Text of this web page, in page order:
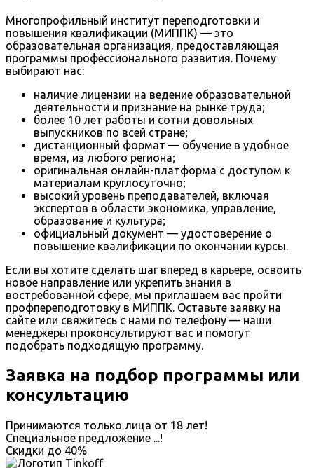
Многопрофильный институт переподготовки и
повышения квалификации (МИППК) — это
образовательная организация, предоставляющая
программы профессионального развития. Почему
выбирают нас:
наличие лицензии на ведение образовательной
деятельности и признание на рынке труда;
более 10 лет работы и сотни довольных
выпускников по всей стране;
дистанционный формат — обучение в удобное
время, из любого региона;
оригинальная онлайн-платформа с доступом к
материалам круглосуточно;
высокий уровень преподавателей, включая
экспертов в области экономика, управление,
образование и культура;
официальный документ — удостоверение о
повышение квалификации по окончании курсы.
Если вы хотите сделать шаг вперед в карьере, освоить
новое направление или укрепить знания в
востребованной сфере, мы приглашаем вас пройти
профпереподготовку в МИППК. Оставьте заявку на
сайте или свяжитесь с нами по телефону — наши
менеджеры проконсультируют вас и помогут
подобрать подходящую программу.
Заявка на подбор программы или
консультацию
Принимаются только лица от 18 лет!
Специальное предложение
!
Скидки до 40%